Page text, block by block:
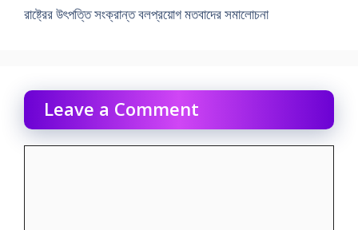
রাষ্ট্রের উৎপত্তি সংক্রান্ত বলপ্রয়ােগ মতবাদের সমালােচনা
Leave a Comment